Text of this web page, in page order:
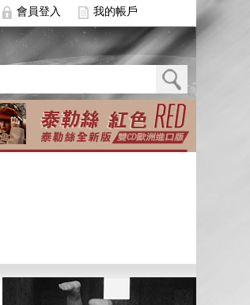
會員登入 我的帳戶